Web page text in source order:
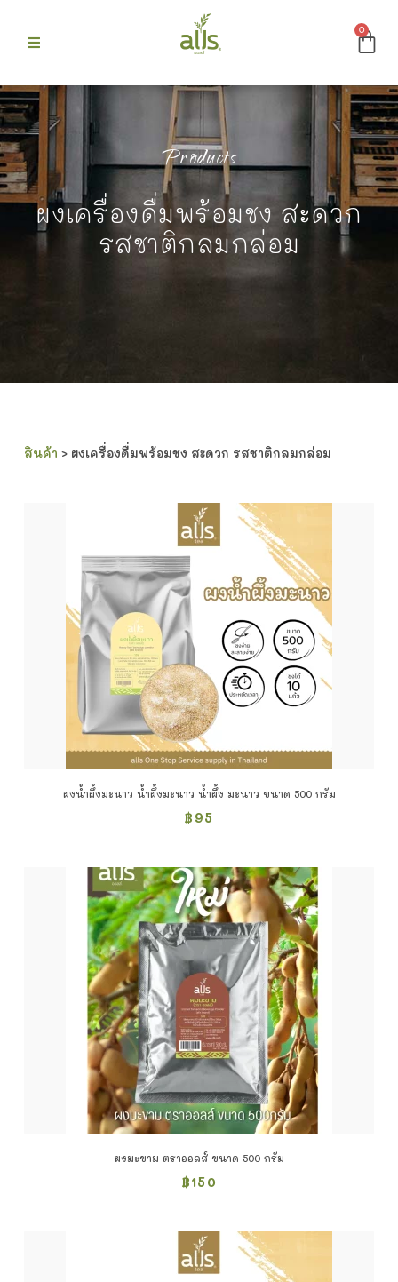
0
Products
ผงเครื่องดื่มพร้อมชง สะดวก
รสชาติกลมกล่อม
สินค้า > ผงเครื่องดื่มพร้อมชง สะดวก รสชาติกลมกล่อม
ผงน้ำผึ้งมะนาว น้ำผึ้งมะนาว น้ำผึ้ง มะนาว ขนาด 500 กรัม
฿ 95
ผงมะขาม ตราออลส์ ขนาด 500 กรัม
฿150